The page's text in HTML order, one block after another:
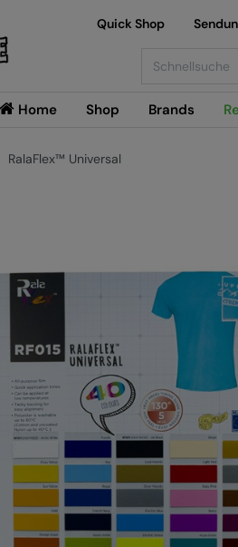
Home Shop Brands
Quick Shop
RalaFlex™ Universal